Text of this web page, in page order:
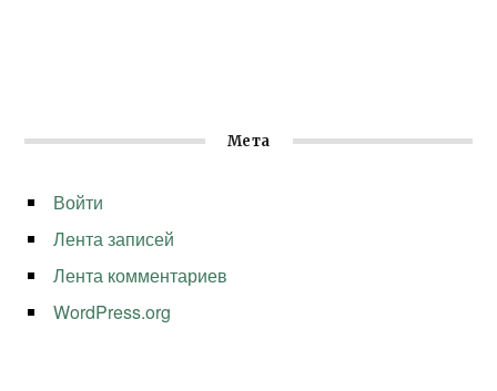
Мета
Войти
Лента записей
Лента комментариев
WordPress.org